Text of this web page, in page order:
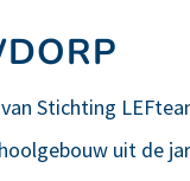
Stichting
uit de